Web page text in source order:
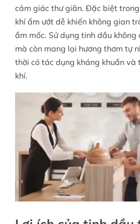
cảm giác thư giãn. Đặc biệt
khí ẩm ướt dễ khiến không gian
ẩm mốc. Sử dụng tinh dầu không
mà còn mang lại hương thơm tự
thời có tác dụng kháng khuẩn và
khí.